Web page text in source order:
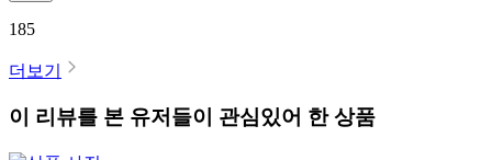
185
더보기
이 리뷰를 본 유저들이 관심있어 한 상품